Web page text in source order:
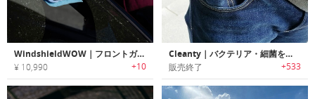
WindshieldWOW｜フロントガラスを内外同時に拭き掃除できるマグネットクリーナー「ウィンドシールドワオ」
¥ 10,990 +10
Cleanty｜バクテリア・細菌を数秒で殺菌するポータブルLEDステリライザー「クリーンティー」
販売終了 +533